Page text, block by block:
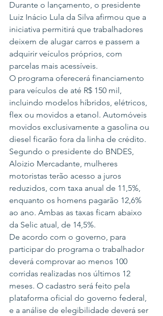
Durante o lançamento, o presidente
Luiz Inácio Lula da Silva afirmou que a
iniciativa permitirá que trabalhadores
deixem de alugar carros e passem a
adquirir veículos próprios, com
parcelas mais acessíveis.
O programa oferecerá financiamento
para veículos de até R$ 150 mil,
incluindo modelos híbridos, elétricos,
flex ou movidos a etanol. Automóveis
movidos exclusivamente a gasolina ou
diesel ficarão fora da linha de crédito.
Segundo o presidente do BNDES,
Aloizio Mercadante, mulheres
motoristas terão acesso a juros
reduzidos, com taxa anual de 11,5%,
enquanto os homens pagarão 12,6%
ao ano. Ambas as taxas ficam abaixo
da Selic atual, de 14,5%.
De acordo com o governo, para
participar do programa o trabalhador
deverá comprovar ao menos 100
corridas realizadas nos últimos 12
meses. O cadastro será feito pela
plataforma oficial do governo federal,
e a análise de elegibilidade deverá ser